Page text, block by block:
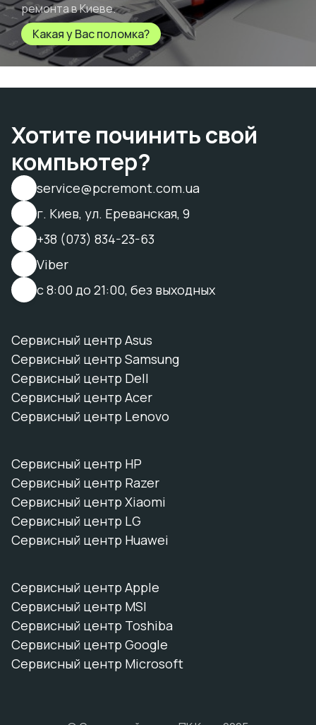
ремонта в Киеве.
Какая у Вас поломка?
Хотите починить свой
компьютер?
service@pcremont.com.ua
г. Киев, ул. Ереванская, 9
+38 (073) 834-23-63
Viber
с 8:00 до 21:00, без выходных
Сервисный центр Asus
Сервисный центр Samsung
Сервисный центр Dell
Сервисный центр Acer
Сервисный центр Lenovo
Сервисный центр HP
Сервисный центр Razer
Сервисный центр Xiaomi
Сервисный центр LG
Сервисный центр Huawei
Сервисный центр Apple
Сервисный центр MSI
Сервисный центр Toshiba
Сервисный центр Google
Сервисный центр Microsoft